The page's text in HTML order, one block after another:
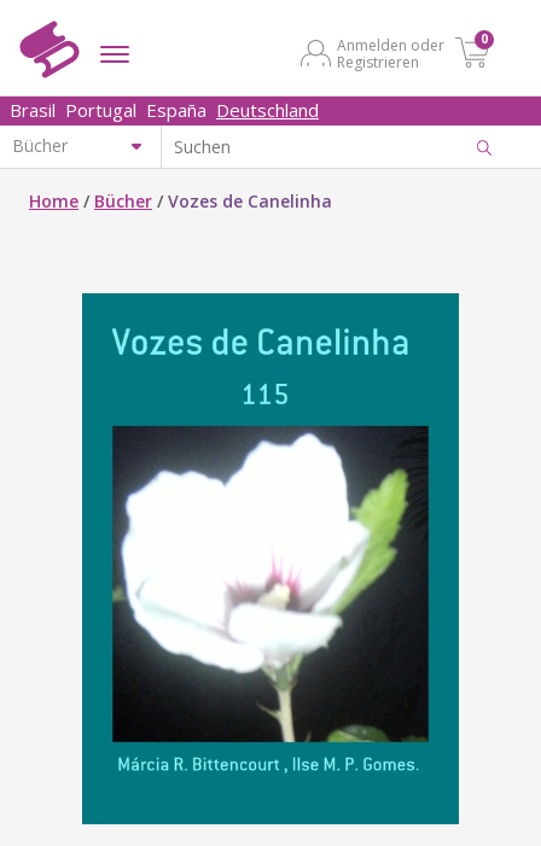
Anmelden oder
Registrieren
0
Brasil Portugal España Deutschland
Home / Bücher /Vozes de Canelinha